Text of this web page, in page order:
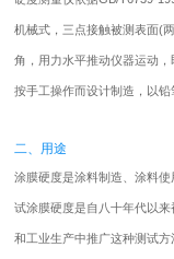
机械式，三点接触被测表面(
角，用力水平推动仪器运动
按手工操作而设计制造，以铅
二、用途
涂膜硬度是涂料制造、涂料
试涂膜硬度是自八十年代以
和工业生产中推广这种测试